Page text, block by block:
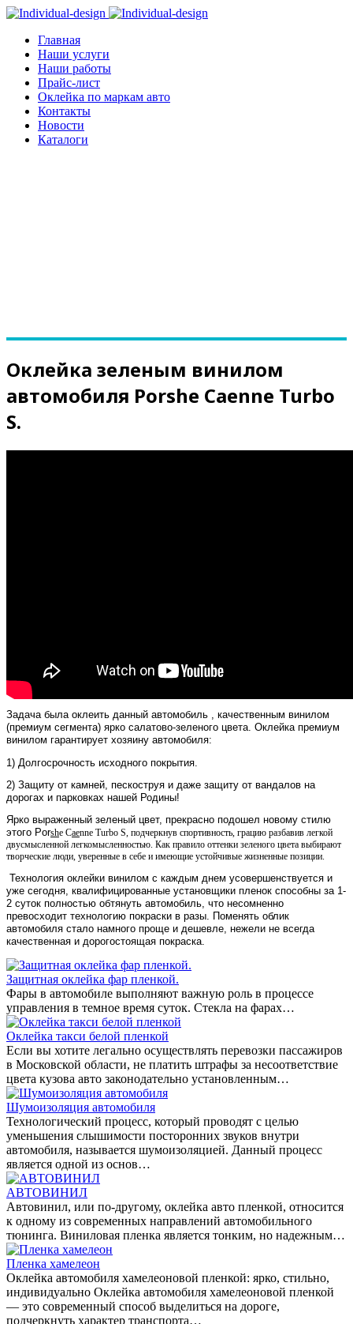
Главная
Наши услуги
Наши работы
Прайс-лист
Оклейка по маркам авто
Контакты
Новости
Каталоги
Оклейка зеленым винилом
автомобиля Porshe Caenne Turbo
S.
Задача была оклеить данный автомобиль , качественным винилом
(премиум сегмента) ярко салатово-зеленого цвета. Оклейка премиум
винилом гарантирует хозяину автомобиля:
1) Долгосрочность исходного покрытия.
2) Защиту от камней, пескоструя и даже защиту от вандалов на
дорогах и парковках нашей Родины!
Ярко выраженный зеленый цвет, прекрасно подошел новому стилю
этого Porshe Caenne Turbo S, подчеркнув спортивность, грацию разбавив легкой
двусмысленной легкомысленностью. Как правило оттенки зеленого цвета выбирают
творческие люди, уверенные в себе и имеющие устойчивые жизненные позиции.
Технология оклейки винилом с каждым днем усовершенствуется и
уже сегодня, квалифицированные установщики пленок способны за 1-
2 суток полностью обтянуть автомобиль, что несомненно
превосходит технологию покраски в разы. Поменять облик
автомобиля стало намного проще и дешевле, нежели не всегда
качественная и дорогостоящая покраска.
Защитная оклейка фар пленкой.
Фары в автомобиле выполняют важную роль в процессе
управления в темное время суток. Стекла на фарах…
Оклейка такси белой пленкой
Если вы хотите легально осуществлять перевозки пассажиров
в Московской области, не платить штрафы за несоответствие
цвета кузова авто законодательно установленным…
Шумоизоляция автомобиля
Технологический процесс, который проводят с целью
уменьшения слышимости посторонних звуков внутри
автомобиля, называется шумоизоляцией. Данный процесс
является одной из основ…
АВТОВИНИЛ
Автовинил, или по-другому, оклейка авто пленкой, относится
к одному из современных направлений автомобильного
тюнинга. Виниловая пленка является тонким, но надежным…
Пленка хамелеон
Оклейка автомобиля хамелеоновой пленкой: ярко, стильно,
индивидуально Оклейка автомобиля хамелеоновой пленкой
— это современный способ выделиться на дороге,
подчеркнуть характер транспорта…